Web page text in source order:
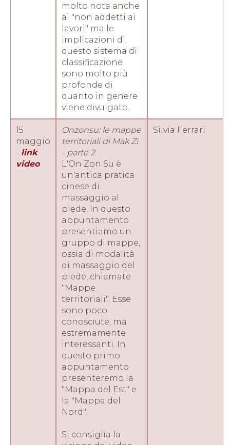
molto nota anche
ai "non addetti ai
lavori" ma le
implicazioni di
questo sistema di
classificazione
sono molto più
profonde di
quanto in genere
viene divulgato.
15
maggio
- link
video
Onzonsu: le mappe
territoriali di Mak Zi
- parte 2
L'On Zon Su è
un'antica pratica
cinese di
massaggio al
piede. In questo
appuntamento
presentiamo un
gruppo di mappe,
ossia di modalità
di massaggio del
piede, chiamate
"Mappe
territoriali". Esse
sono poco
conosciute, ma
estremamente
interessanti. In
questo primo
appuntamento
presenteremo la
"Mappa del Est" e
la "Mappa del
Nord".
Si consiglia la
Silvia Ferrari